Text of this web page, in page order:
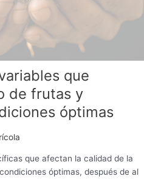
que
de frutas y
óptimas
que afectan la calidad de la
óptimas, después de al